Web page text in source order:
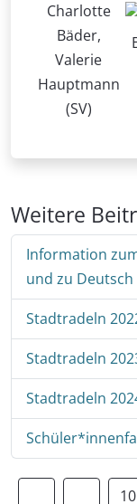
Charlotte
Bäder,
Valerie
Hauptmann
(SV)
Weitere
Information
und zu
Stadtradeln
Stadtradeln
Stadtradeln
10